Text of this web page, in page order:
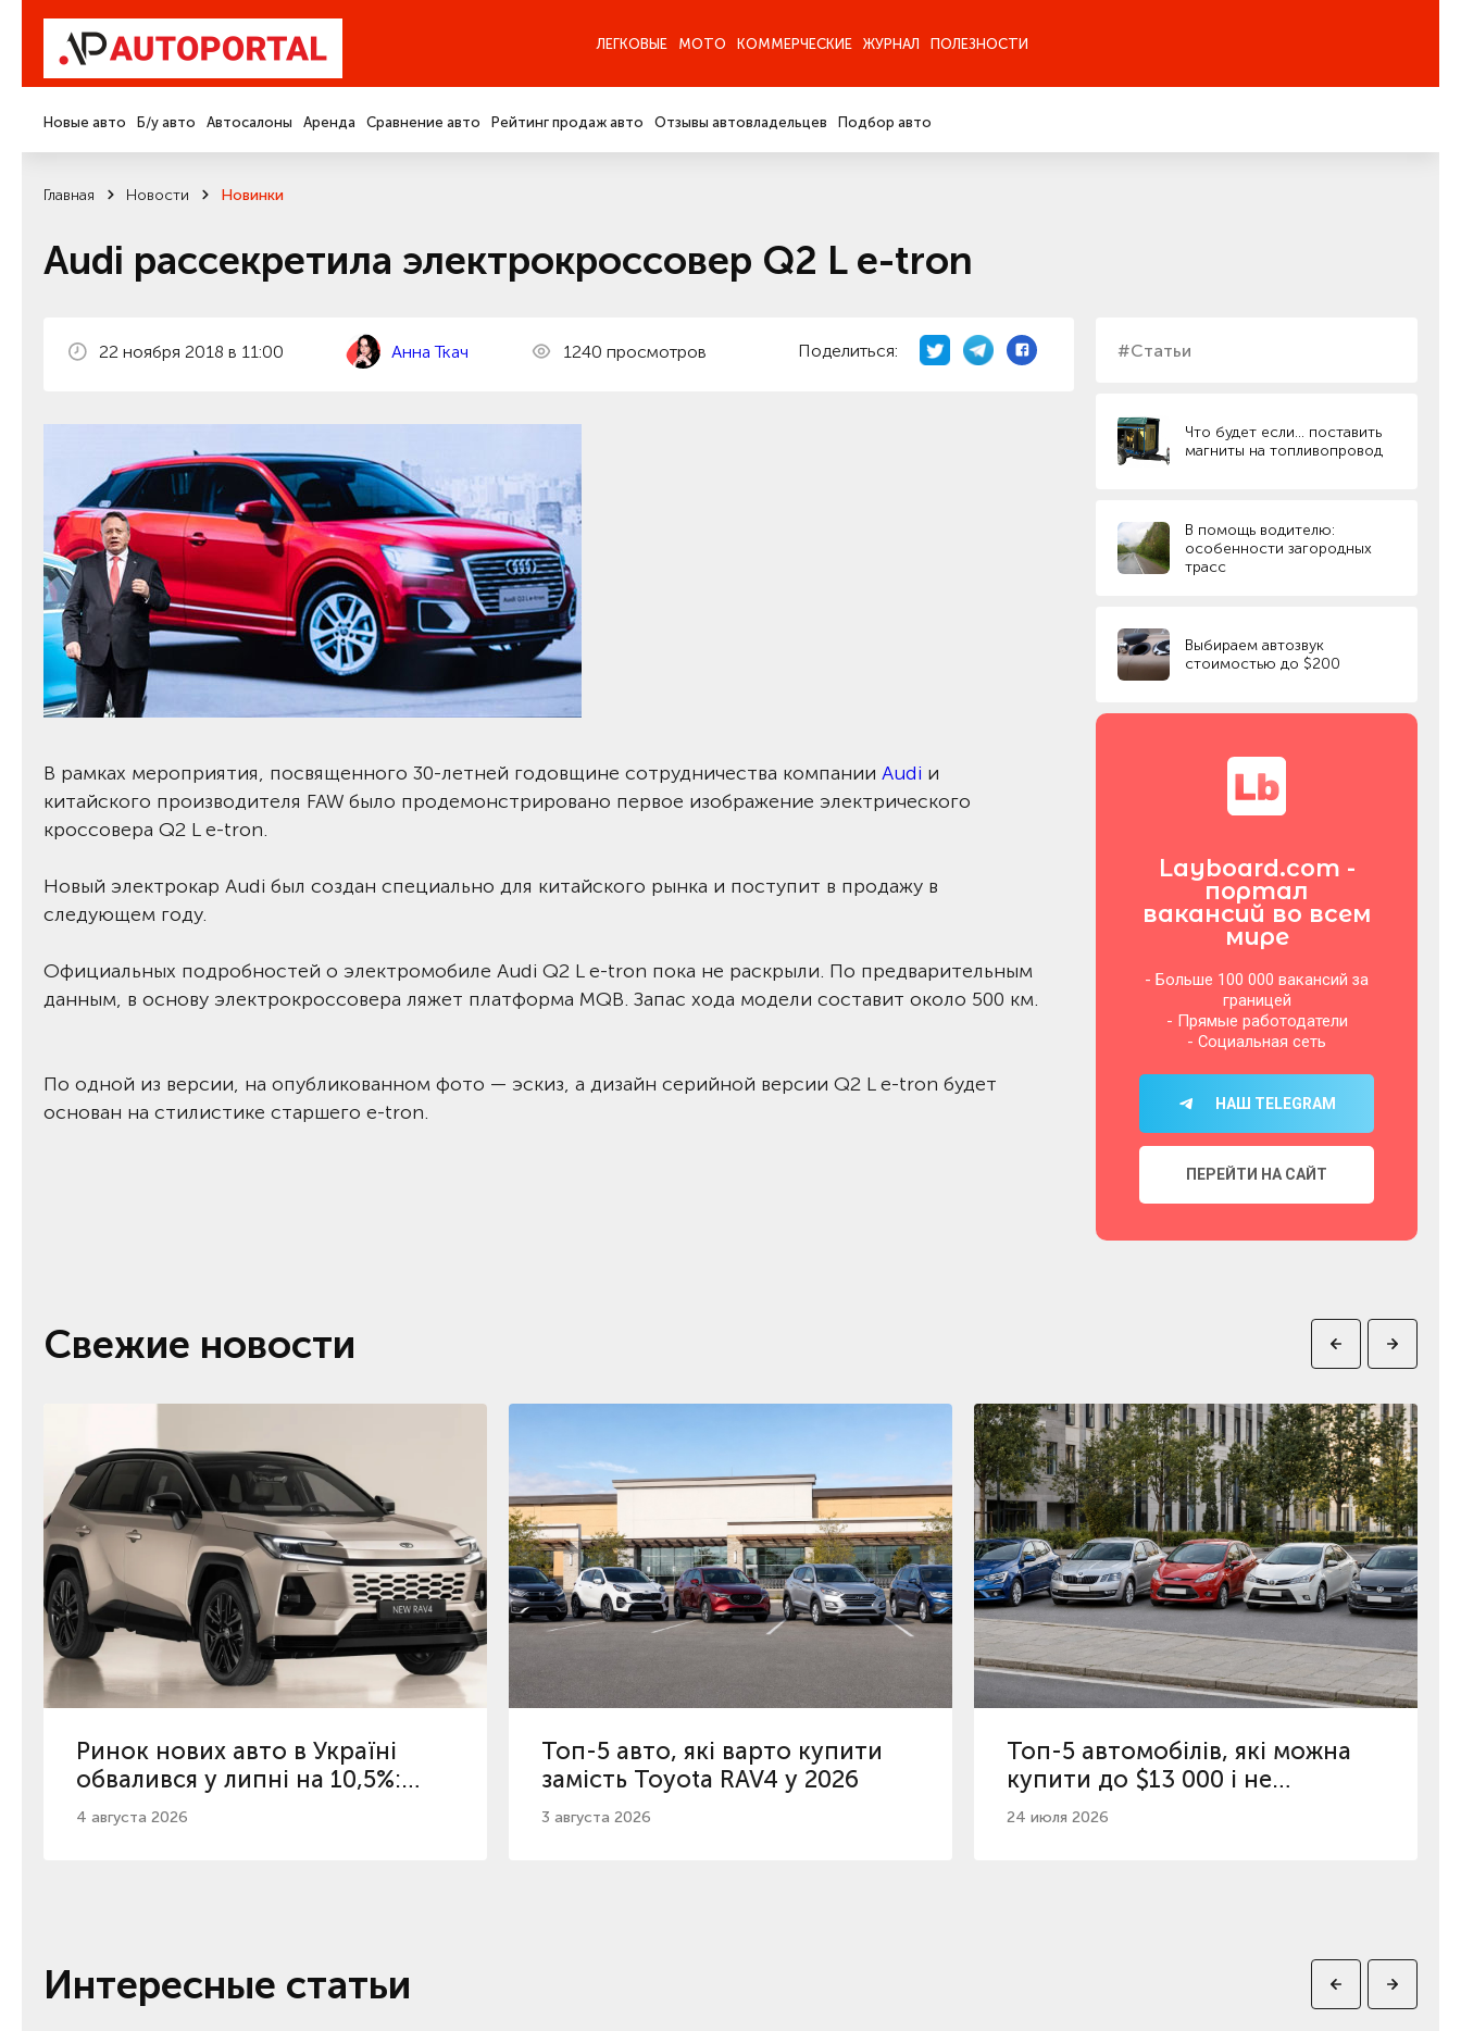
ЛЕГКОВЫЕ МОТО КОММЕРЧЕСКИЕ ЖУРНАЛ ПОЛЕЗНОСТИ
Новые авто Б/у авто Автосалоны Аренда Сравнение авто Рейтинг продаж авто Отзывы автовладельцев Подбор авто
Главная Новости Новинки
Audi рассекретила электрокроссовер Q2 L e-tron
#Статьи
Что будет если… поставить
магниты на топливопровод
В помощь водителю:
особенности загородных
трасс
Выбираем автозвук
стоимостью до $200
Layboard.com -
портал
вакансий во всем
мире
- Больше 100 000 вакансий за
границей
- Прямые работодатели
- Социальная сеть
НАШ TELEGRAM
ПЕРЕЙТИ НА САЙТ
22 ноября 2018 в 11:00 Анна Ткач 1240 просмотров Поделиться:
В рамках мероприятия, посвященного 30-летней годовщине сотрудничества компании Audi и
китайского производителя FAW было продемонстрировано первое изображение электрического
кроссовера Q2 L e-tron.
Новый электрокар Audi был создан специально для китайского рынка и поступит в продажу в
следующем году.
Официальных подробностей о электромобиле Audi Q2 L e-tron пока не раскрыли. По предварительным
данным, в основу электрокроссовера ляжет платформа MQB. Запас хода модели составит около 500 км.
По одной из версии, на опубликованном фото — эскиз, а дизайн серийной версии Q2 L e-tron будет
основан на стилистике старшего e-tron.
Свежие новости
Ринок нових авто в Україні
обвалився у липні на 10,5%:
топ-5 популярних брендів
4 августа 2026
Топ-5 авто, які варто купити
замість Toyota RAV4 у 2026
3 августа 2026
Топ-5 автомобілів, які можна
купити до $13 000 і не
пошкодувати
24 июля 2026
Интересные статьи